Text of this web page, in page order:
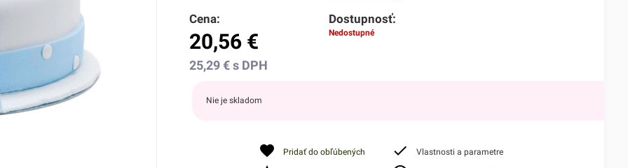
Cena:
20,56 €
25,29€s DPH
Dostupnosť:
Nedostupné
Nie je skladom
Pridať do obľúbených Vlastnosti a parametre